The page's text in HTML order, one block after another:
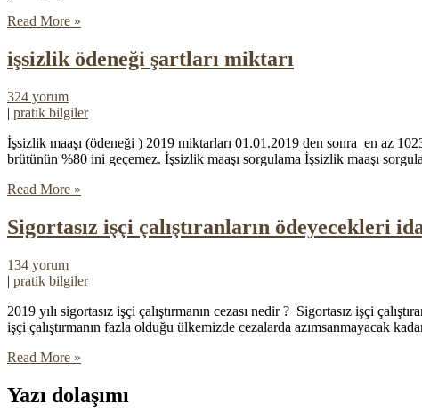
Read More »
işsizlik ödeneği şartları miktarı
324 yorum
| pratik bilgiler
İşsizlik maaşı (ödeneği ) 2019 miktarları 01.01.2019 den sonra en az
brütünün %80 ini geçemez. İşsizlik maaşı sorgulama İşsizlik maaşı
Read More »
Sigortasız işçi çalıştıranların ödeyecekleri
134 yorum
| pratik bilgiler
2019 yılı sigortasız işçi çalıştırmanın cezası nedir ? Sigortasız işçi
işçi çalıştırmanın fazla olduğu ülkemizde cezalarda azımsanmayacak
Read More »
Yazı dolaşımı